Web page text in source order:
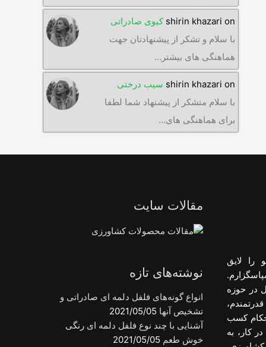
shirin khazari on
کیوی صادراتی
با سلام و تشکر از پیشنهادتان جهت
هماهنگی های بیشتر…
shirin khazari on
سیب درختی
با سلام متشکر از پیشنهاد شما لطفا
برای هماهنگی های…
را لایق
در حوزه
کسب
کار، به
مقالات سایت
نوشته‌های تازه
انواع گونه‌های فلفل دلمه ای صادراتی و
تشخیص آنها 2021/05/05
آشنایی با چند نوع فلفل دلمه ای رنگی
خوش طعم 2021/05/05